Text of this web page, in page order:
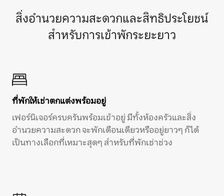
สิ่งอำนวยความสะดวกและสิทธิประโยชน์
สำหรับการเข้าพักระยะยาว
ที่พักให้เช่าตกแต่งพร้อมอยู่
เฟอร์นิเจอร์ครบครันพร้อมเข้าอยู่ มีทั้งห้องครัวและสิ่ง
อำนวยความสะดวก จะพักเดือนเดียวหรืออยู่ยาวๆ ก็ได้
เป็นทางเลือกที่เหมาะสุดๆ สำหรับที่พักเช่าช่วง